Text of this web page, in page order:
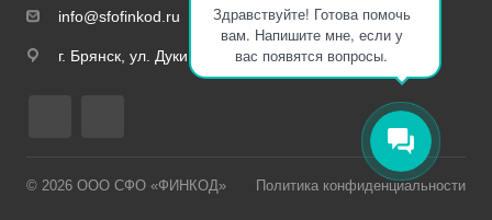
Здравствуйте! Готова помочь
вам. Напишите мне, если у
вас появятся вопросы.
info@sfofinkod.ru
г. Брянск, ул. Дуки, д. 59/11
© 2026 ООО СФО «ФИНКОД» Политика конфиденциальности